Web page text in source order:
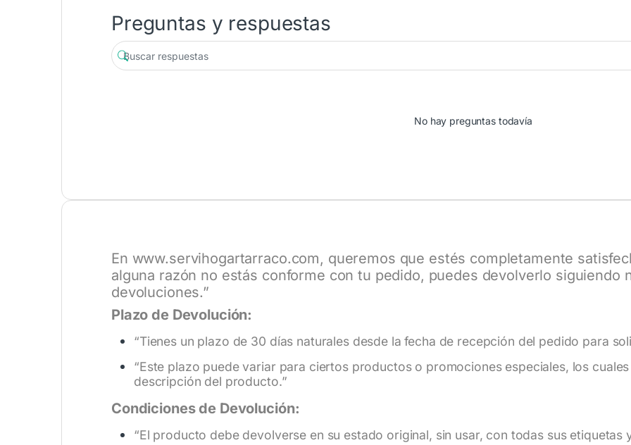
Preguntas y respuestas
No hay preguntas todavía
En www.servihogartarraco.com, queremos que estés completamente
alguna razón no estás conforme con tu pedido, puedes devolverlo siguiendo
devoluciones.”
Plazo de Devolución:
“Tienes un plazo de 30 días naturales desde la fecha de recepción del pedido para
“Este plazo puede variar para ciertos productos o promociones especiales, los
descripción del producto.”
Condiciones de Devolución:
“El producto debe devolverse en su estado original, sin usar, con todas sus etiquetas